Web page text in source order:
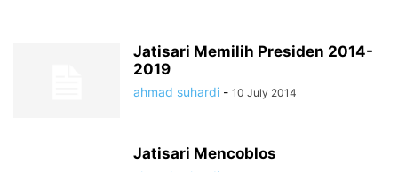
Jatisari Memilih Presiden 2014-
2019
ahmad suhardi - 10 July 2014
Jatisari Mencoblos